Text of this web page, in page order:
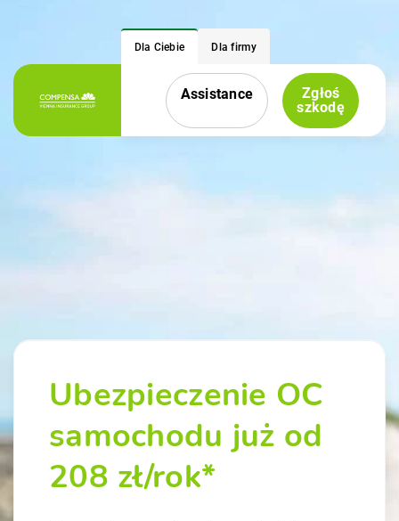
Dla Ciebie Dla firmy
Menu nawigacyjne
Assistance
Zgłoś
szkodę
Ubezpieczenie OC
samochodu już od
208 zł/rok*